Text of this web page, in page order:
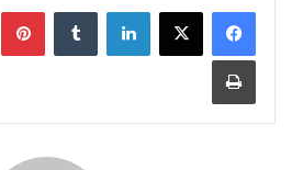
لینکدین ‫تامبلر
چاپ